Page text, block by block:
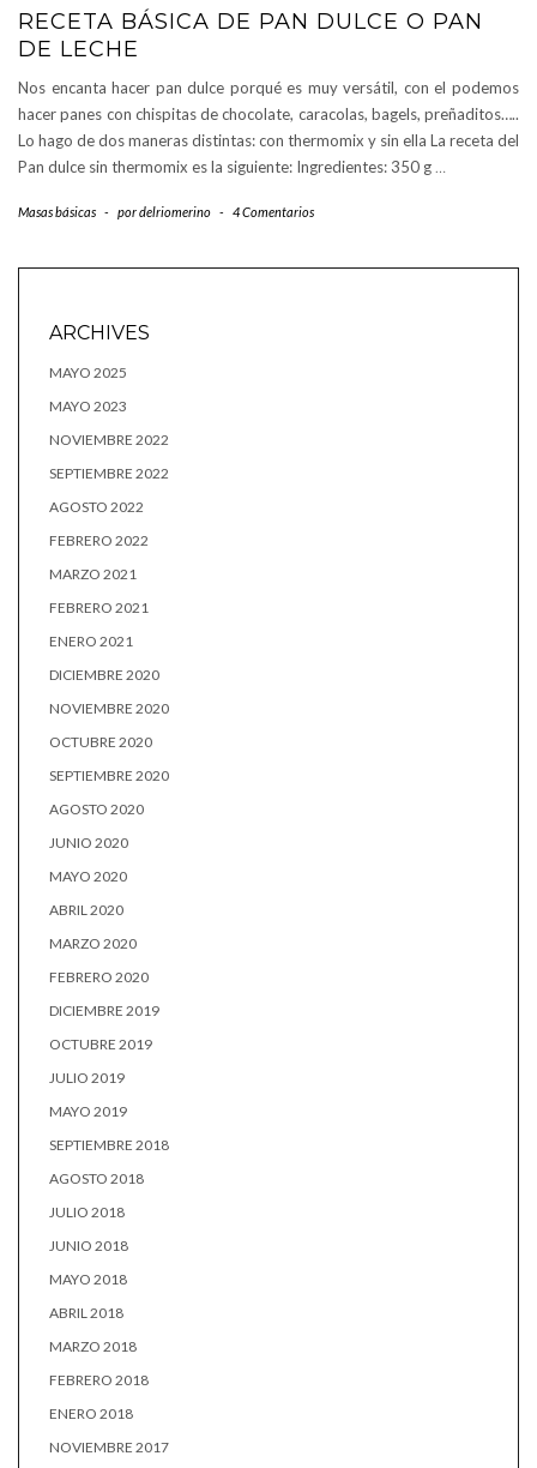
RECETA BÁSICA DE PAN DULCE O PAN
DE LECHE
Nos encanta hacer pan dulce porqué es muy versátil, con el podemos
hacer panes con chispitas de chocolate, caracolas, bagels, preñaditos…..
Lo hago de dos maneras distintas: con thermomix y sin ella La receta del
Pan dulce sin thermomix es la siguiente: Ingredientes: 350 g …
Masas básicas - pordelriomerino - 4 Comentarios
ARCHIVES
MAYO 2025
MAYO 2023
NOVIEMBRE 2022
SEPTIEMBRE 2022
AGOSTO 2022
FEBRERO 2022
MARZO 2021
FEBRERO 2021
ENERO 2021
DICIEMBRE 2020
NOVIEMBRE 2020
OCTUBRE 2020
SEPTIEMBRE 2020
AGOSTO 2020
JUNIO 2020
MAYO 2020
ABRIL 2020
MARZO 2020
FEBRERO 2020
DICIEMBRE 2019
OCTUBRE 2019
JULIO 2019
MAYO 2019
SEPTIEMBRE 2018
AGOSTO 2018
JULIO 2018
JUNIO 2018
MAYO 2018
ABRIL 2018
MARZO 2018
FEBRERO 2018
ENERO 2018
NOVIEMBRE 2017